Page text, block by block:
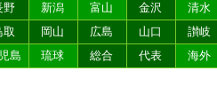
野 新潟 富山 金沢 清水
取 岡山 広島 山口 讃岐
島 琉球 総合 代表 海外